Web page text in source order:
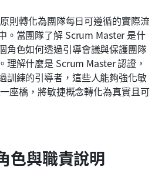
則轉化為團隊每日可遵循的實際流
。當團隊了解 Scrum Master 是什
角色如何透過引導會議與保護團隊
理解什麼是 Scrum Master 認證，
訓練的引導者，這些人能夠強化敏
座橋，將敏捷概念轉化為真實且可
色與職責說明